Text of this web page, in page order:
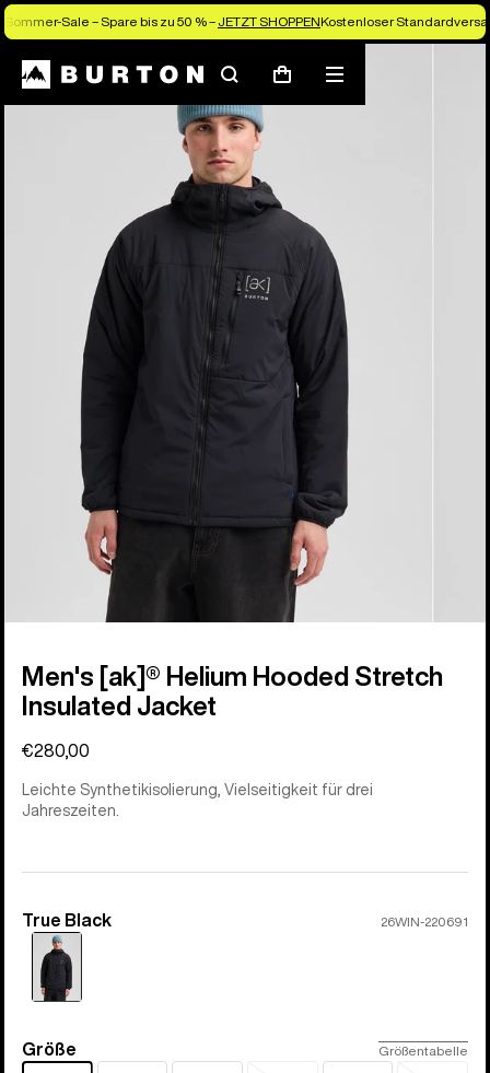
Sommer-Sale – Spare bis zu 50 % – JETZT SHOPPENKostenloser
SuchenWarenkorb
Menü
Die Experten von Burton erklären es dir
Men's [ak]® Helium Hooded Stretch
Insulated Jacket
€280,00
Leichte Synthetikisolierung, Vielseitigkeit für drei
Jahreszeiten.
Farbe
True Black 26WIN-220691
Größe
Größe Größentabelle